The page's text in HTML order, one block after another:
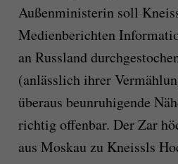
Außenministerin soll
Medienberichten
an Russland
(anlässlich ihrer
überaus beunruhigende
richtig offenbar. Der Zar
aus Moskau zu Kneissls